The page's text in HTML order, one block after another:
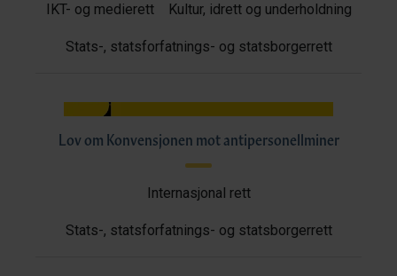
IKT- og medierett Kultur, idrett og underholdning
Stats-, statsforfatnings- og statsborgerrett
Lov om Konvensjonen mot antipersonellminer
Internasjonal rett
Stats-, statsforfatnings- og statsborgerrett